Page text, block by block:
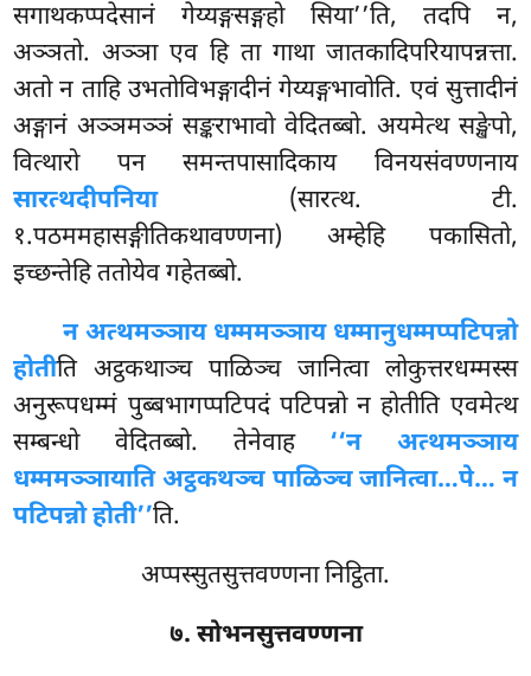
सगाथकप्पदेसानं गेय्यङ्गसङ्गहो सिया’’ति, तदपि न,
अञ्ञतो. अञ्ञा एव हि ता गाथा जातकादिपरियापन्नत्ता.
अतो न ताहि उभतोविभङ्गादीनं गेय्यङ्गभावोति. एवं सुत्तादीनं
अङ्गानं अञ्ञमञ्ञं सङ्कराभावो वेदितब्बो. अयमेत्थ सङ्खेपो,
वित्थारो पन समन्तपासादिकाय विनयसंवण्णनाय
सारत्थदीपनिया(सारत्थ. टी.
१.पठममहासङ्गीतिकथावण्णना) अम्हेहि पकासितो,
इच्छन्तेहि ततोयेव गहेतब्बो.
न अत्थमञ्ञाय धम्ममञ्ञाय धम्मानुधम्मप्पटिपन्नो
होतीति अट्ठकथाञ्च पाळिञ्च जानित्वा लोकुत्तरधम्मस्स
अनुरूपधम्मं पुब्बभागप्पटिपदं पटिपन्नो न होतीति एवमेत्थ
सम्बन्धो वेदितब्बो. तेनेवाह ‘‘न अत्थमञ्ञाय
धम्ममञ्ञायाति अट्ठकथञ्च पाळिञ्च जानित्वा…पे… न
पटिपन्नो होती’’ति.
अप्पस्सुतसुत्तवण्णना निट्ठिता.
७. सोभनसुत्तवण्णना